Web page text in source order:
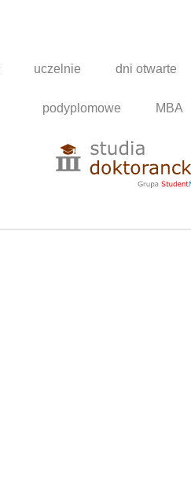
uczelnie dni otwarte
podyplomowe MBA